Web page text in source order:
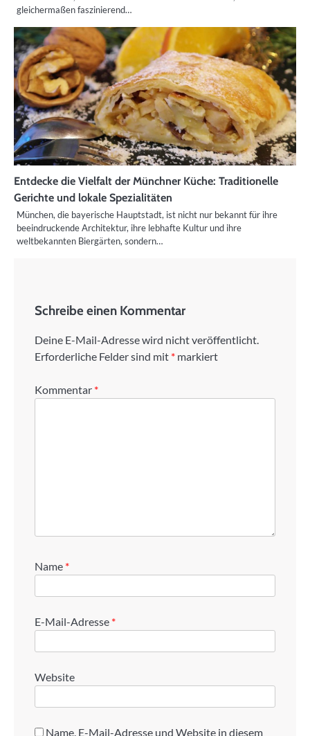
gleichermaßen faszinierend…
Entdecke die Vielfalt der Münchner Küche: Traditionelle
Gerichte und lokale Spezialitäten
München, die bayerische Hauptstadt, ist nicht nur bekannt für ihre
beeindruckende Architektur, ihre lebhafte Kultur und ihre
weltbekannten Biergärten, sondern…
Schreibe einen Kommentar
Deine E-Mail-Adresse wird nicht veröffentlicht.
Erforderliche Felder sind mit * markiert
Kommentar *
Name *
E-Mail-Adresse *
Website
Name, E-Mail-Adresse und Website in diesem